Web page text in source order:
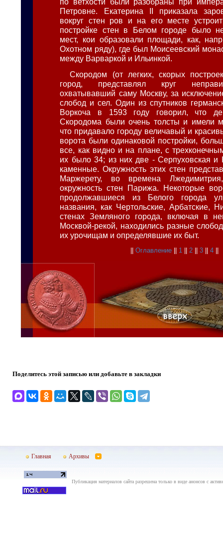
Петровне. Екатерина II приказала
вокруг стен ров и на его месте
постройке стен в Белом городе было
мест, кои образовали площади, как,
Охотном ряду), где был Моисеевский
между Варваркой и Ильинкой.
Скородом (от легких, скорых
город, представлял круг
охватывавший саму Москву, за
слобод и сел. Один из спутников
Воркоча в 1593 году говорил, что
Скородома были очень толсты и имели
что придавало городу величавый и
ворота были одинаковой постройки,
все, как видно и на плане, с
их было 34; из них две - Серпуховская и
каменные. Окружность этих стен
Маржерету, во времена
окружность стен Парижа. Некоторые
продолжавшиеся из Белого города
названия, как Чертольские, Арбатские,
стенах Земляного города, включая в
Москвой-рекой, находились разные
их урочищам и определявшие их быт.
Оглавление 1 2 3 4
Поделитесь этой записью или добавьте в закладки
Главная Архивы
Публикация материалов сайта разрешена только в виде анонсов с